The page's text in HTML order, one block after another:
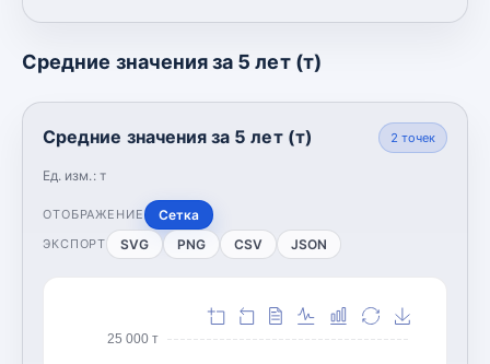
Средние значения за 5 лет (т)
Средние значения за 5 лет (т)
Ед. изм.: т
2 точек
ОТОБРАЖЕНИЕ Сетка
ЭКСПОРТ SVG PNG CSV JSON
25 000 т